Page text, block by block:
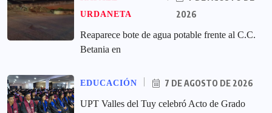
URDANETA
2026
Reaparece bote de agua potable frente al C.C.
Betania en
EDUCACIÓN
7 DE AGOSTO DE 2026
UPT Valles del Tuy celebró Acto de Grado